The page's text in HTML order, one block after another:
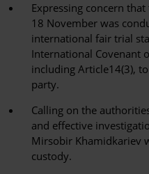
Expressing concern
18 November was
international fair trial
International Covenant
including Article14(3),
party.
Calling on the
and effective
Mirsobir Khamidkariev
custody.